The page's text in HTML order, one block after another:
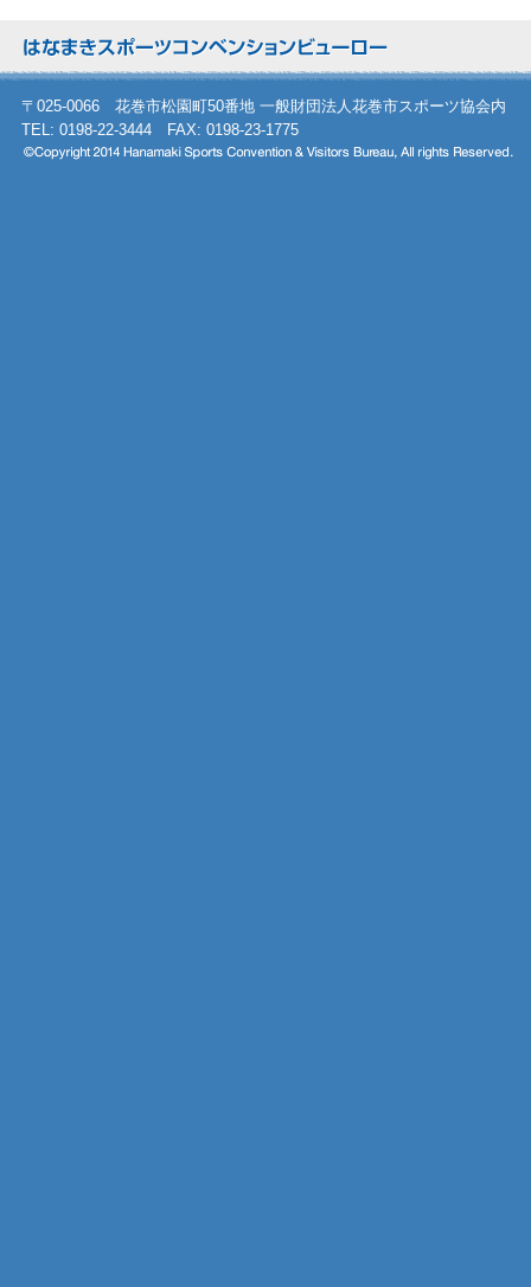
〒025-0066 花巻市松園町50番地 一般財団法人花巻市スポーツ協会内
TEL: 0198-22-3444 FAX: 0198-23-1775